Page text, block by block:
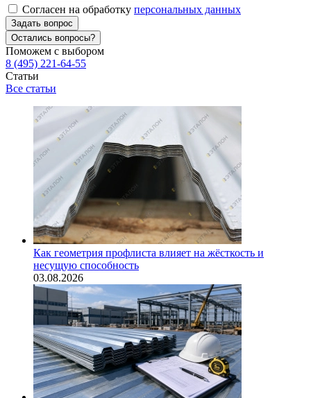
Согласен на обработку персональных данных
Задать вопрос
Остались вопросы?
Поможем с выбором
8 (495) 221-64-55
Статьи
Все статьи
Как геометрия профлиста влияет на жёсткость и
несущую способность
03.08.2026